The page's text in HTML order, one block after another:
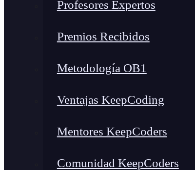
Profesores Expertos
Premios Recibidos
Metodología OB1
Ventajas KeepCoding
Mentores KeepCoders
Comunidad KeepCoders